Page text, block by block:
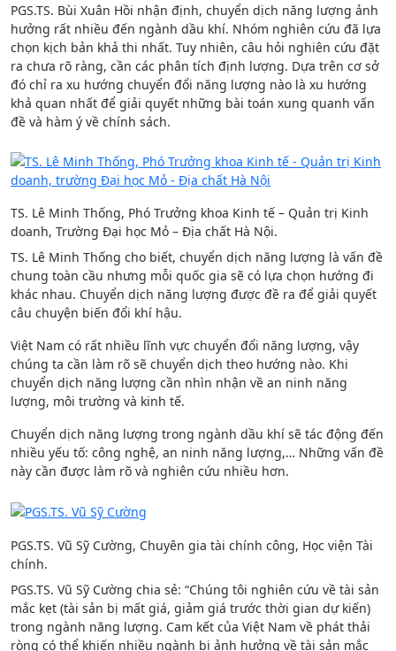
PGS.TS. Bùi Xuân Hồi nhận định, chuyển dịch năng lượng ảnh
hưởng rất nhiều đến ngành dầu khí. Nhóm nghiên cứu đã lựa
chọn kịch bản khả thi nhất. Tuy nhiên, câu hỏi nghiên cứu đặt
ra chưa rõ ràng, cần các phân tích định lượng. Dựa trên cơ sở
đó chỉ ra xu hướng chuyển đổi năng lượng nào là xu hướng
khả quan nhất để giải quyết những bài toán xung quanh vấn
đề và hàm ý về chính sách.
TS. Lê Minh Thống, Phó Trưởng khoa Kinh tế – Quản trị Kinh
doanh, Trường Đại học Mỏ – Địa chất Hà Nội.
TS. Lê Minh Thống cho biết, chuyển dịch năng lượng là vấn đề
chung toàn cầu nhưng mỗi quốc gia sẽ có lựa chọn hướng đi
khác nhau. Chuyển dịch năng lượng được đề ra để giải quyết
câu chuyện biến đổi khí hậu.
Việt Nam có rất nhiều lĩnh vực chuyển đổi năng lượng, vậy
chúng ta cần làm rõ sẽ chuyển dịch theo hướng nào. Khi
chuyển dịch năng lượng cần nhìn nhận về an ninh năng
lượng, môi trường và kinh tế.
Chuyển dịch năng lượng trong ngành dầu khí sẽ tác động đến
nhiều yếu tố: công nghệ, an ninh năng lượng,… Những vấn đề
này cần được làm rõ và nghiên cứu nhiều hơn.
PGS.TS. Vũ Sỹ Cường, Chuyên gia tài chính công, Học viện Tài
chính.
PGS.TS. Vũ Sỹ Cường chia sẻ: “Chúng tôi nghiên cứu về tài sản
mắc kẹt (tài sản bị mất giá, giảm giá trước thời gian dự kiến)
trong ngành năng lượng. Cam kết của Việt Nam về phát thải
ròng có thể khiến nhiều ngành bị ảnh hưởng về tài sản mắc